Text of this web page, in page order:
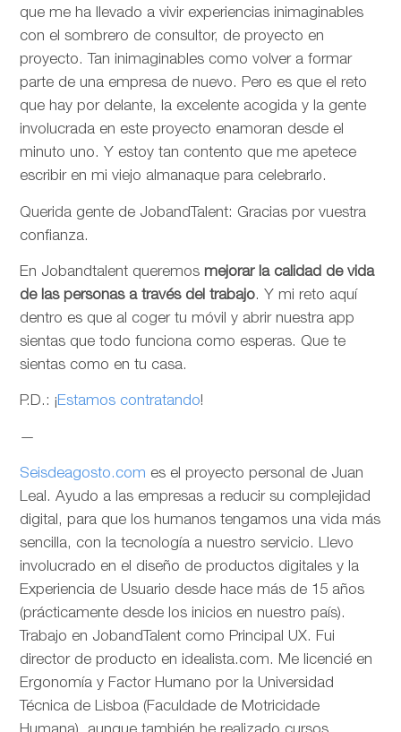
que me ha llevado a vivir experiencias inimaginables
con el sombrero de consultor, de proyecto en
proyecto. Tan inimaginables como volver a formar
parte de una empresa de nuevo. Pero es que el reto
que hay por delante, la excelente acogida y la gente
involucrada en este proyecto enamoran desde el
minuto uno. Y estoy tan contento que me apetece
escribir en mi viejo almanaque para celebrarlo.
Querida gente de JobandTalent: Gracias por vuestra
confianza.
En Jobandtalent queremos mejorar la calidad de vida
de las personas a través del trabajo. Y mi reto aquí
dentro es que al coger tu móvil y abrir nuestra app
sientas que todo funciona como esperas. Que te
sientas como en tu casa.
P.D.: ¡Estamos contratando!
—
Seisdeagosto.com es el proyecto personal de Juan
Leal. Ayudo a las empresas a reducir su complejidad
digital, para que los humanos tengamos una vida más
sencilla, con la tecnología a nuestro servicio. Llevo
involucrado en el diseño de productos digitales y la
Experiencia de Usuario desde hace más de 15 años
(prácticamente desde los inicios en nuestro país).
Trabajo en JobandTalent como Principal UX. Fui
director de producto en idealista.com. Me licencié en
Ergonomía y Factor Humano por la Universidad
Técnica de Lisboa (Faculdade de Motricidade